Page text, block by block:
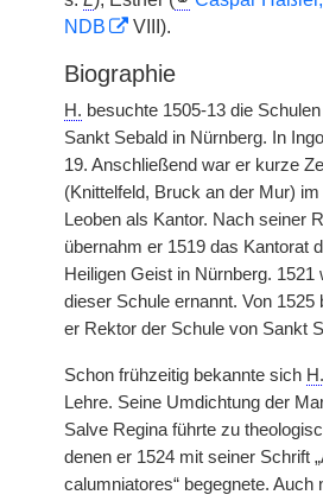
NDB
VIII).
Biographie
H. besuchte 1505-13 die
Sankt Sebald in Nürnberg. In
19. Anschließend war er kurze
(Knittelfeld, Bruck an der Mur)
Leoben als Kantor. Nach seiner
übernahm er 1519 das Kantorat
Heiligen Geist in Nürnberg.
dieser Schule ernannt. Von 1525
er Rektor der Schule von Sankt
Schon frühzeitig bekannte sich H.
Lehre. Seine Umdichtung der
Salve Regina führte zu
denen er 1524 mit seiner Schrift
calumniatores“ begegnete. Auch